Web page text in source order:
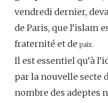
vendredi dernier,
de Paris, que l’islam
fraternité et depaix.
Il est essentiel qu’à
par la nouvelle secte
nombre des adeptes